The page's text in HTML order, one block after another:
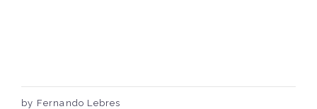
by Fernando Lebres